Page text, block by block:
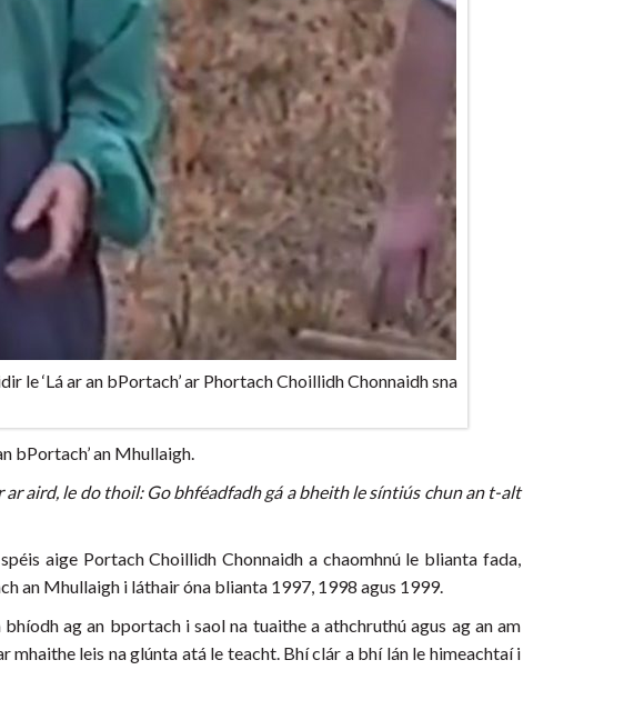
le ‘Lá ar an bPortach’ ar Phortach Choillidh Chonnaidh sna
bPortach’ an Mhullaigh.
ar aird, le do thoil: Go bhféadfadh gá a bheith le síntiús chun an t-alt
aige Portach Choillidh Chonnaidh a chaomhnú le blianta fada,
an Mhullaigh i láthair óna blianta 1997, 1998 agus 1999.
ag an bportach i saol na tuaithe a athchruthú agus ag an am
mhaithe leis na glúnta atá le teacht. Bhí clár a bhí lán le himeachtaí i